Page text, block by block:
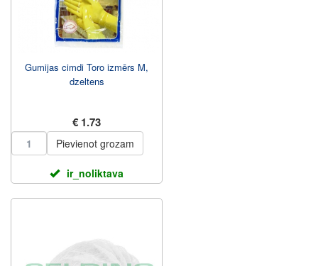
Gumijas cimdi Toro izmērs M,
dzeltens
€ 1.73
Pievienot grozam
ir_noliktava